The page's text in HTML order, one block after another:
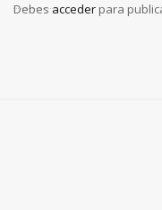
Debesacceder para